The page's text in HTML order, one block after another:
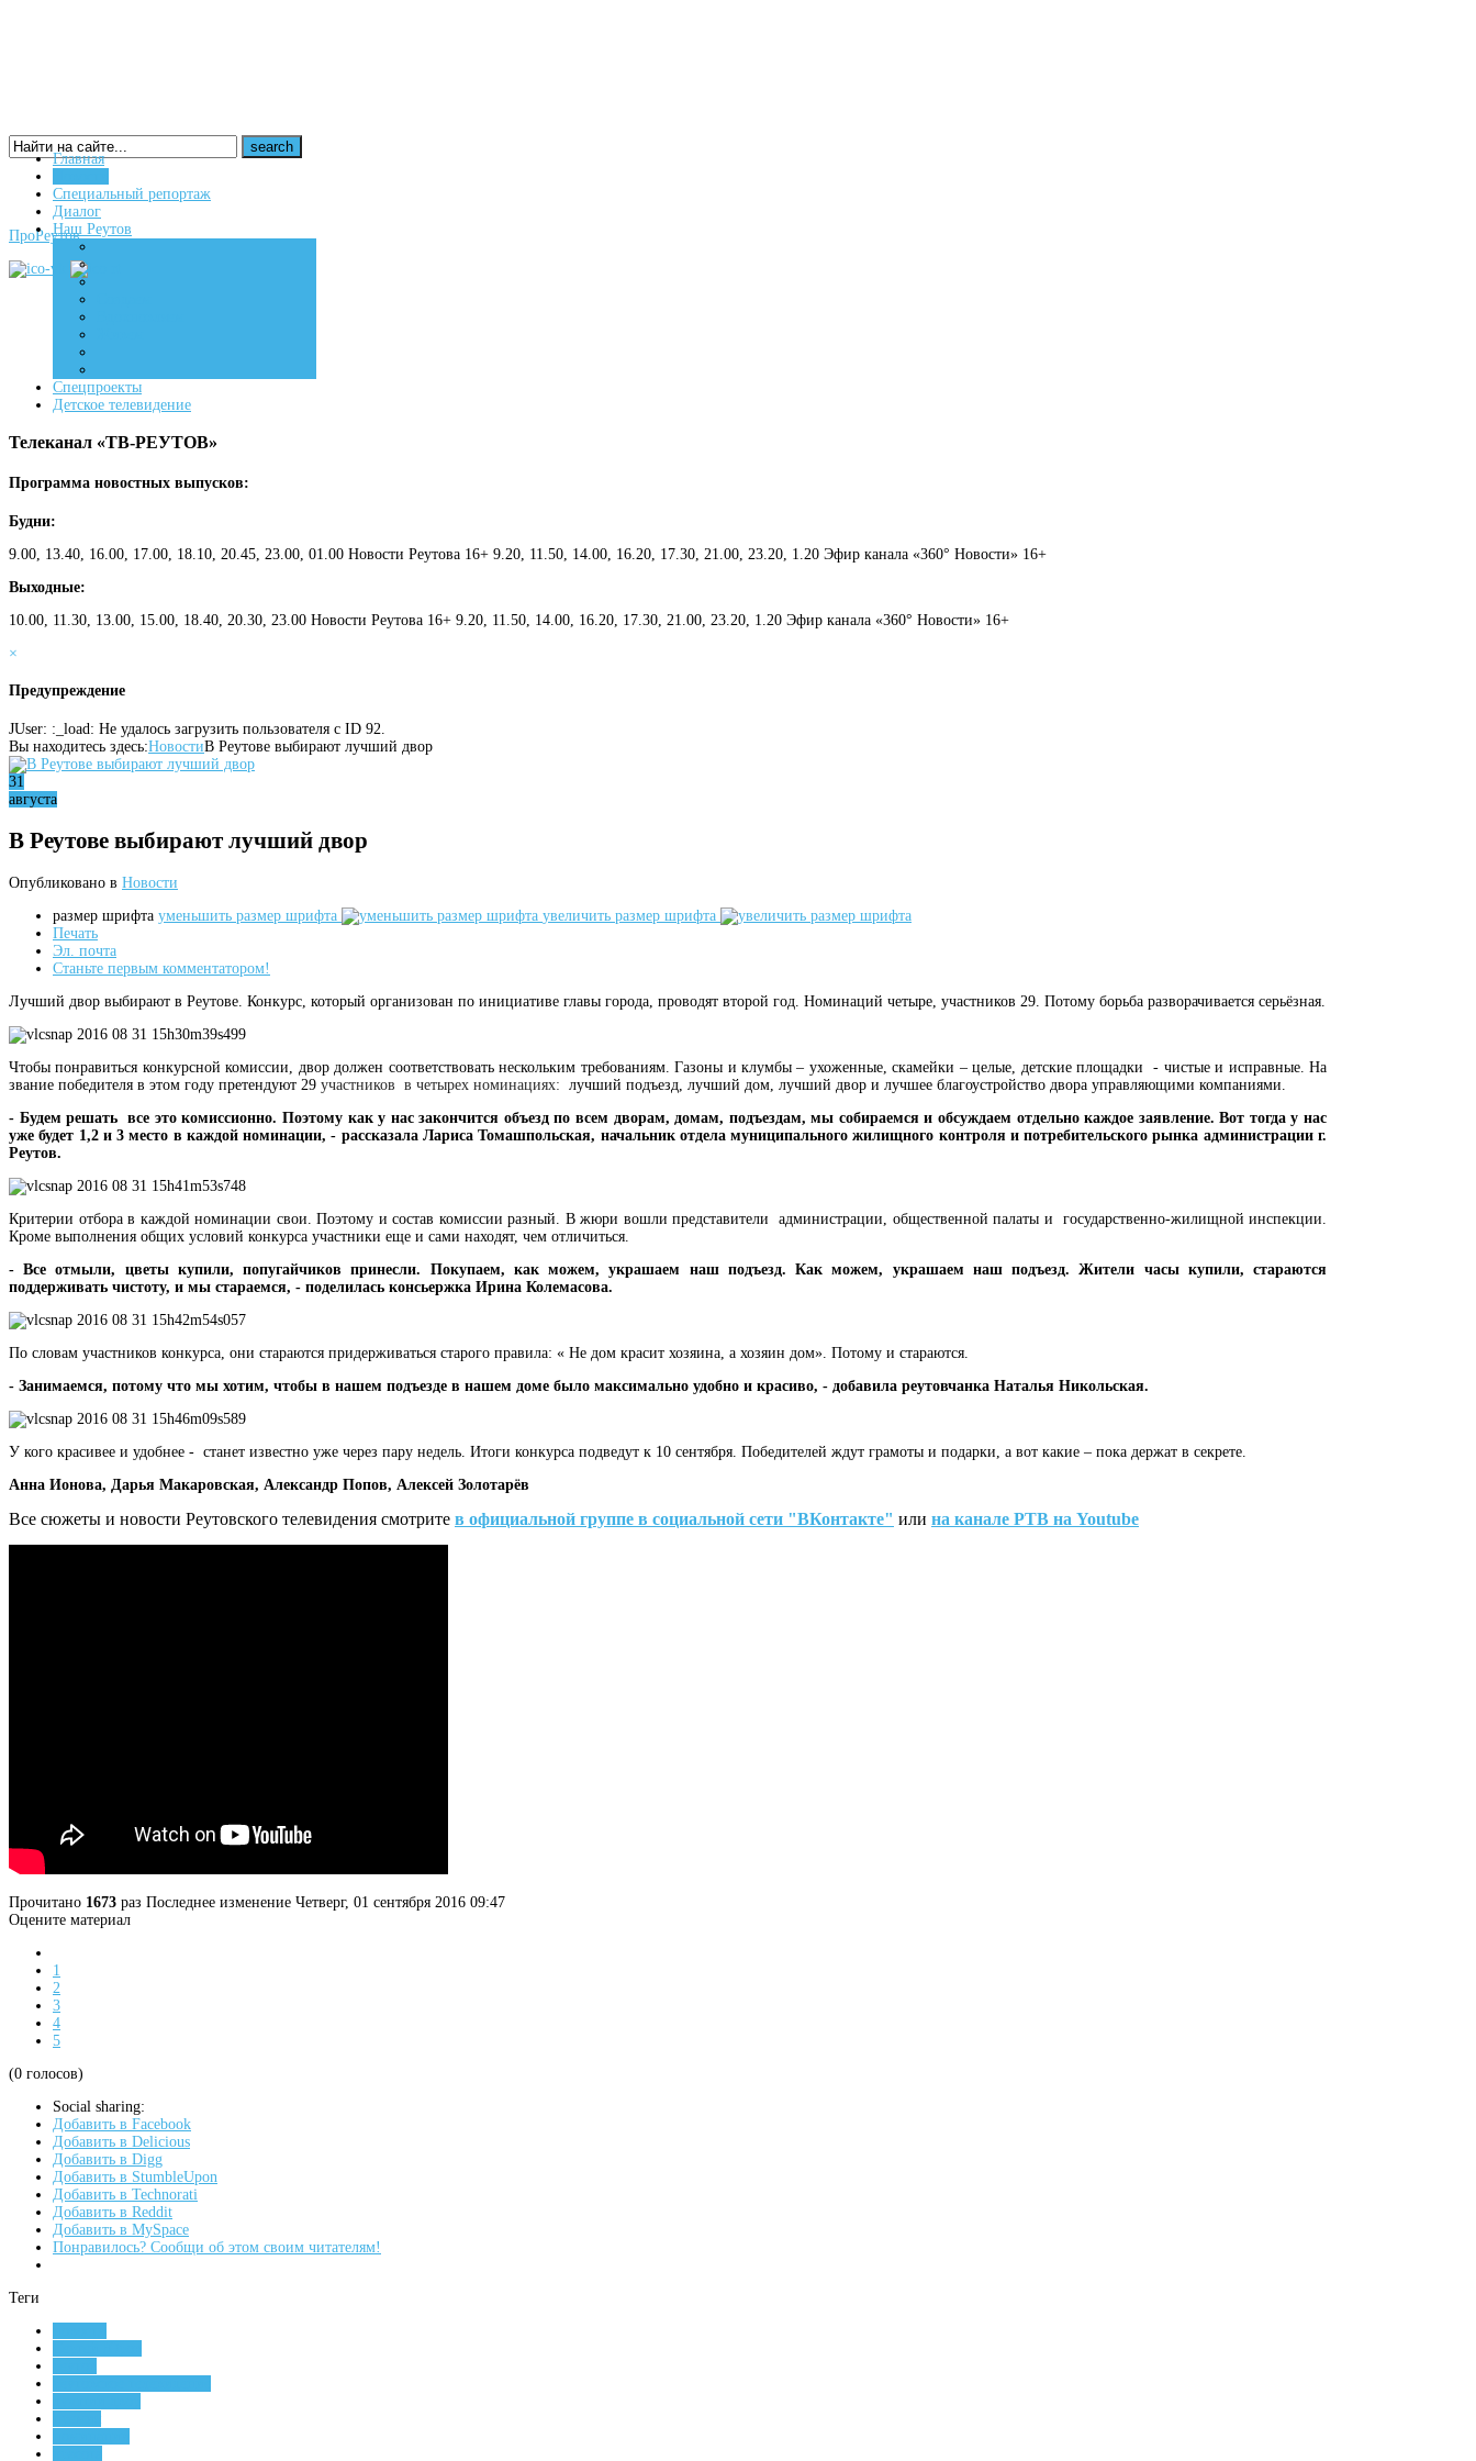
16+
ПроРеутов
Главная
Специальный репортаж
Диалог
Наш Реутов
Спецпроекты
Детское телевидение
Телеканал «ТВ-РЕУТОВ»
Программа новостных выпусков:
Будни:
9.00, 13.40, 16.00, 17.00, 18.10, 20.45, 23.00, 01.00 Новости Реутова 16+ 9.20, 11.50, 14.00, 16.20, 17.30, 21.00, 23.20, 1.20 Эфир канала «360° Новости» 16+
Выходные:
10.00, 11.30, 13.00, 15.00, 18.40, 20.30, 23.00 Новости Реутова 16+ 9.20, 11.50, 14.00, 16.20, 17.30, 21.00, 23.20, 1.20 Эфир канала «360° Новости» 16+
×
Предупреждение
JUser: :_load: Не удалось загрузить пользователя с ID 92.
Вы находитесь здесь:НовостиВ Реутове выбирают лучший двор
31
августа
В Реутове выбирают лучший двор
Опубликовано в Новости
размер шрифта уменьшить размер шрифта
увеличить размер шрифта
Печать
Эл. почта
Станьте первым комментатором!
Лучший двор выбирают в Реутове. Конкурс, который организован по инициативе главы города, проводят второй год. Номинаций четыре, участников 29. Потому борьба разворачивается серьёзная.
Чтобы понравиться конкурсной комиссии, двор должен соответствовать нескольким требованиям. Газоны и клумбы – ухоженные, скамейки – целые, детские площадки - чистые и исправные. На
звание победителя в этом году претендуют 29 участников в четырех номинациях: лучший подъезд, лучший дом, лучший двор и лучшее благоустройство двора управляющими компаниями.
- Будем решать все это комиссионно. Поэтому как у нас закончится объезд по всем дворам, домам, подъездам, мы собираемся и обсуждаем отдельно каждое заявление. Вот тогда у нас
уже будет 1,2 и 3 место в каждой номинации, - рассказала Лариса Томашпольская, начальник отдела муниципального жилищного контроля и потребительского рынка администрации г.
Реутов.
Критерии отбора в каждой номинации свои. Поэтому и состав комиссии разный. В жюри вошли представители администрации, общественной палаты и государственно-жилищной инспекции.
Кроме выполнения общих условий конкурса участники еще и сами находят, чем отличиться.
- Все отмыли, цветы купили, попугайчиков принесли. Покупаем, как можем, украшаем наш подъезд. Как можем, украшаем наш подъезд. Жители часы купили, стараются
поддерживать чистоту, и мы стараемся, - поделилась консьержка Ирина Колемасова.
По словам участников конкурса, они стараются придерживаться старого правила: « Не дом красит хозяина, а хозяин дом». Потому и стараются.
- Занимаемся, потому что мы хотим, чтобы в нашем подъезде в нашем доме было максимально удобно и красиво, - добавила реутовчанка Наталья Никольская.
У кого красивее и удобнее - станет известно уже через пару недель. Итоги конкурса подведут к 10 сентября. Победителей ждут грамоты и подарки, а вот какие – пока держат в секрете.
Анна Ионова, Дарья Макаровская, Александр Попов, Алексей Золотарёв
Все сюжеты и новости Реутовского телевидения смотрите в официальной группе в социальной сети "ВКонтакте" или на канале РТВ на Youtube
Прочитано 1673 раз Последнее изменение Четверг, 01 сентября 2016 09:47
Оцените материал
1
2
3
4
5
(0 голосов)
Social sharing:
Добавить в Facebook
Добавить в Delicious
Добавить в Digg
Добавить в StumbleUpon
Добавить в Technorati
Добавить в Reddit
Добавить в MySpace
Понравилось? Сообщи об этом своим читателям!
Теги